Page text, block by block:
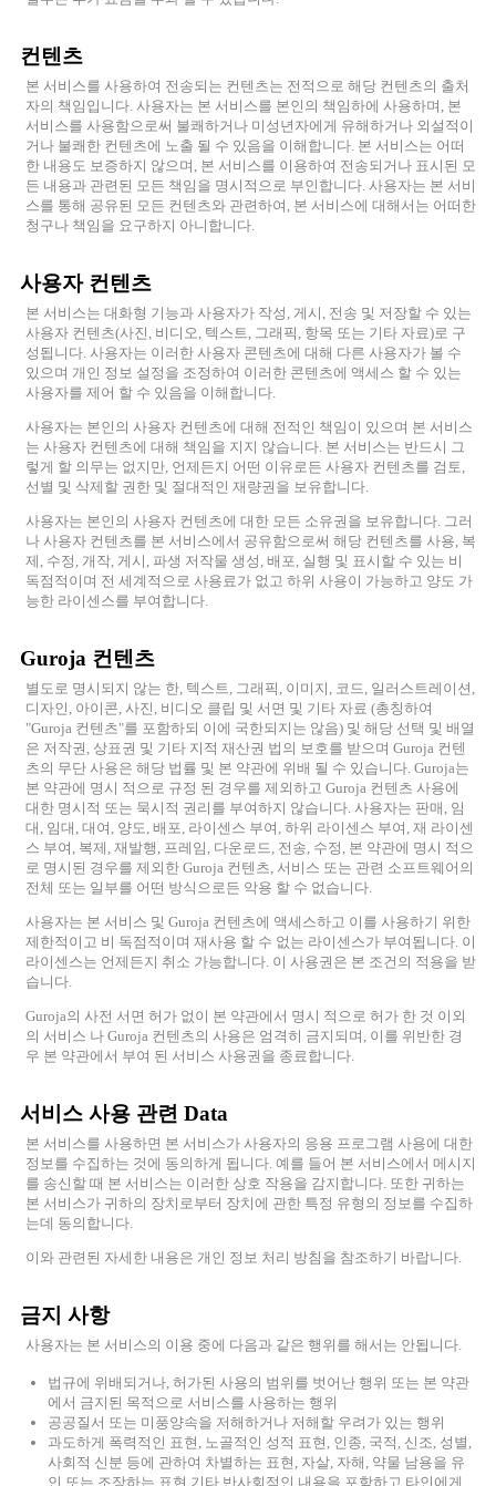
컨텐츠
본 서비스를 사용하여 전송되는 컨텐츠는 전적으로 해당 컨텐츠의 출처
자의 책임입니다. 사용자는 본 서비스를 본인의 책임하에 사용하며, 본
서비스를 사용함으로써 불쾌하거나 미성년자에게 유해하거나 외설적이
거나 불쾌한 컨텐츠에 노출 될 수 있음을 이해합니다. 본 서비스는 어떠
한 내용도 보증하지 않으며, 본 서비스를 이용하여 전송되거나 표시된 모
든 내용과 관련된 모든 책임을 명시적으로 부인합니다. 사용자는 본 서비
스를 통해 공유된 모든 컨텐츠와 관련하여, 본 서비스에 대해서는 어떠한
청구나 책임을 요구하지 아니합니다.
사용자 컨텐츠
본 서비스는 대화형 기능과 사용자가 작성, 게시, 전송 및 저장할 수 있는
사용자 컨텐츠(사진, 비디오, 텍스트, 그래픽, 항목 또는 기타 자료)로 구
성됩니다. 사용자는 이러한 사용자 콘텐츠에 대해 다른 사용자가 볼 수
있으며 개인 정보 설정을 조정하여 이러한 콘텐츠에 액세스 할 수 있는
사용자를 제어 할 수 있음을 이해합니다.
사용자는 본인의 사용자 컨텐츠에 대해 전적인 책임이 있으며 본 서비스
는 사용자 컨텐츠에 대해 책임을 지지 않습니다. 본 서비스는 반드시 그
렇게 할 의무는 없지만, 언제든지 어떤 이유로든 사용자 컨텐츠를 검토,
선별 및 삭제할 권한 및 절대적인 재량권을 보유합니다.
사용자는 본인의 사용자 컨텐츠에 대한 모든 소유권을 보유합니다. 그러
나 사용자 컨텐츠를 본 서비스에서 공유함으로써 해당 컨텐츠를 사용, 복
제, 수정, 개작, 게시, 파생 저작물 생성, 배포, 실행 및 표시할 수 있는 비
독점적이며 전 세계적으로 사용료가 없고 하위 사용이 가능하고 양도 가
능한 라이센스를 부여합니다.
Guroja 컨텐츠
별도로 명시되지 않는 한, 텍스트, 그래픽, 이미지, 코드, 일러스트레이션,
디자인, 아이콘, 사진, 비디오 클립 및 서면 및 기타 자료 (총칭하여
"Guroja 컨텐츠"를 포함하되 이에 국한되지는 않음) 및 해당 선택 및 배열
은 저작권, 상표권 및 기타 지적 재산권 법의 보호를 받으며 Guroja 컨텐
츠의 무단 사용은 해당 법률 및 본 약관에 위배 될 수 있습니다. Guroja는
본 약관에 명시 적으로 규정 된 경우를 제외하고 Guroja 컨텐츠 사용에
대한 명시적 또는 묵시적 권리를 부여하지 않습니다. 사용자는 판매, 임
대, 임대, 대여, 양도, 배포, 라이센스 부여, 하위 라이센스 부여, 재 라이센
스 부여, 복제, 재발행, 프레임, 다운로드, 전송, 수정, 본 약관에 명시 적으
로 명시된 경우를 제외한 Guroja 컨텐츠, 서비스 또는 관련 소프트웨어의
전체 또는 일부를 어떤 방식으로든 악용 할 수 없습니다.
사용자는 본 서비스 및 Guroja 컨텐츠에 액세스하고 이를 사용하기 위한
제한적이고 비 독점적이며 재사용 할 수 없는 라이센스가 부여됩니다. 이
라이센스는 언제든지 취소 가능합니다. 이 사용권은 본 조건의 적용을 받
습니다.
Guroja의 사전 서면 허가 없이 본 약관에서 명시 적으로 허가 한 것 이외
의 서비스 나 Guroja 컨텐츠의 사용은 엄격히 금지되며, 이를 위반한 경
우 본 약관에서 부여 된 서비스 사용권을 종료합니다.
서비스 사용 관련 Data
본 서비스를 사용하면 본 서비스가 사용자의 응용 프로그램 사용에 대한
정보를 수집하는 것에 동의하게 됩니다. 예를 들어 본 서비스에서 메시지
를 송신할 때 본 서비스는 이러한 상호 작용을 감지합니다. 또한 귀하는
본 서비스가 귀하의 장치로부터 장치에 관한 특정 유형의 정보를 수집하
는데 동의합니다.
이와 관련된 자세한 내용은 개인 정보 처리 방침을 참조하기 바랍니다.
금지 사항
사용자는 본 서비스의 이용 중에 다음과 같은 행위를 해서는 안됩니다.
법규에 위배되거나, 허가된 사용의 범위를 벗어난 행위 또는 본 약관
에서 금지된 목적으로 서비스를 사용하는 행위
공공질서 또는 미풍양속을 저해하거나 저해할 우려가 있는 행위
과도하게 폭력적인 표현, 노골적인 성적 표현, 인종, 국적, 신조, 성별,
사회적 신분 등에 관하여 차별하는 표현, 자살, 자해, 약물 남용을 유
인 또는 조장하는 표현 기타 반사회적인 내용을 포함하고 타인에게